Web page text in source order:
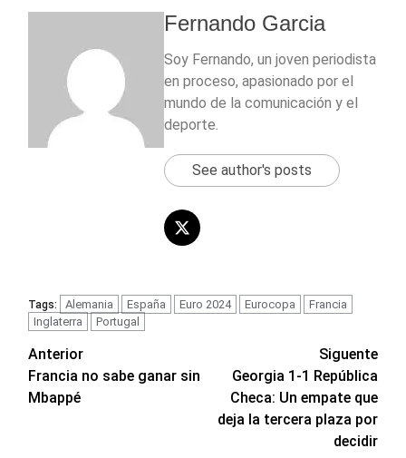
Fernando Garcia
Soy Fernando, un joven periodista
en proceso, apasionado por el
mundo de la comunicación y el
deporte.
See author's posts
Tags: Alemania España Euro 2024 Eurocopa
Francia
Inglaterra
Portugal
Navegación
de
Anterior
Francia no sabe ganar sin
Mbappé
Siguente
Georgia 1-1 República
Checa: Un empate que
deja la tercera plaza por
decidir